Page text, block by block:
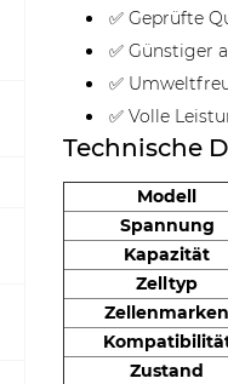
✅ Geprüfte
✅ Günstiger
✅
✅ Volle
Technische
Modell
Spannung
Kapazität
Zelltyp
Zellenmarken
Zustand